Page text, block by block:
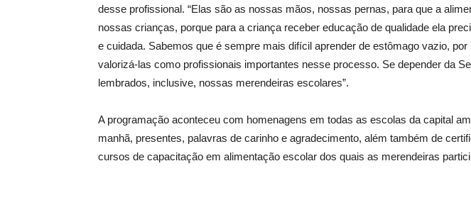
desse profissional. “Elas são as nossas mãos, nossas pernas, para que a
nossas crianças, porque para a criança receber educação de qualidade ela
e cuidada. Sabemos que é sempre mais difícil aprender de estômago vazio,
valorizá-las como profissionais importantes nesse processo. Se depender da
lembrados, inclusive, nossas merendeiras escolares”.
A programação aconteceu com homenagens em todas as escolas da capital
manhã, presentes, palavras de carinho e agradecimento, além também de
cursos de capacitação em alimentação escolar dos quais as merendeiras